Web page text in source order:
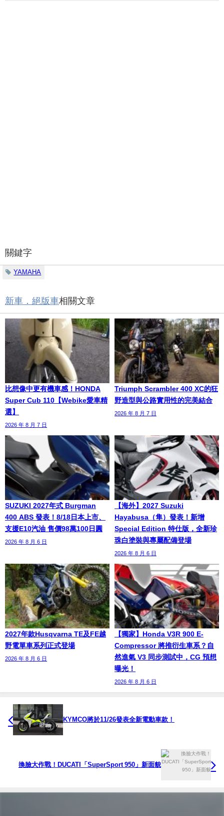
關鍵字
YAMAHA
新車．絕版車相關文章
比想像中更有機車感！HONDA
Super Cub 110【Webike愛車精
選】
2026 年 8 月 7 日
Triumph Scrambler 400 XC的狂
野造型與公路實用性的完美結合
2026 年 8 月 7 日
SUZUKI 2027年式 Burgman
400 ABS 發表！8/18日本上市、
支援E10汽油 售價98萬100日圓
2026 年 8 月 6 日
【海外】2027 Suzuki
Hayabusa（隼）發表！新增
Special Edition 特仕版，全新珍
珠白塗裝與專屬配備登場
2026 年 8 月 6 日
2027年款Husqvarna TE及FE越
野電單車系列正式登場
2026 年 8 月 6 日
【獨家】Honda V3R 900 E-
Compressor 將推衍生車系？自
然進氣 V3 同步測試中，CG 預想
曝光！
2026 年 8 月 6 日
KYMCO將於11/26發表全新電動車款！
換臉大作戰！DUCATI「SuperSport 950」新面貌